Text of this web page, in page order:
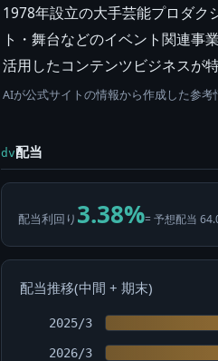
1978年設立の大手芸能プロダク
ト・舞台などのイベント関連事
活用したコンテンツビジネスが
AIが公式サイトの情報から作成した参
dv配当
配当利回り 3.38%= 予想配当
配当推移(中間 + 期末)
2025/3
2026/3